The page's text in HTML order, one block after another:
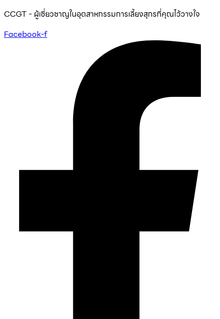
Skip
content
CCGT - ผู้เชี่ยวชาญในอุตสาหกรรมการเลี้ยงสุกรที่คุณไว้วางใจ
Facebook-f